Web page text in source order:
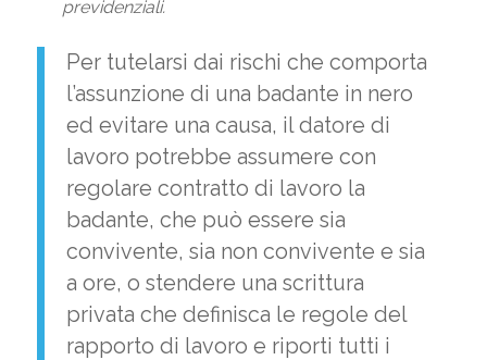
previdenziali.
Per tutelarsi dai rischi che comporta
l’assunzione di una badante in nero
ed evitare una causa, il datore di
lavoro potrebbe assumere con
regolare contratto di lavoro la
badante, che può essere sia
convivente, sia non convivente e sia
a ore, o stendere una scrittura
privata che definisca le regole del
rapporto di lavoro e riporti tutti i